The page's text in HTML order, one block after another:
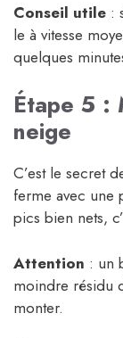
Conseil utile :
le à vitesse
quelques
Étape 5 :
neige
C’est le secret
ferme avec une
pics bien nets,
Attention : un
moindre résidu
monter.